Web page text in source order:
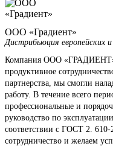
ООО «Градиент»
Дистрибьюция европейских
Компания ООО «ГРАДИЕНТ»
продуктивное
партнерства, мы смогли
работу. В течение всего
профессиональные и
руководство по
соответствии с ГОСТ 2.
сотрудничество и желаем